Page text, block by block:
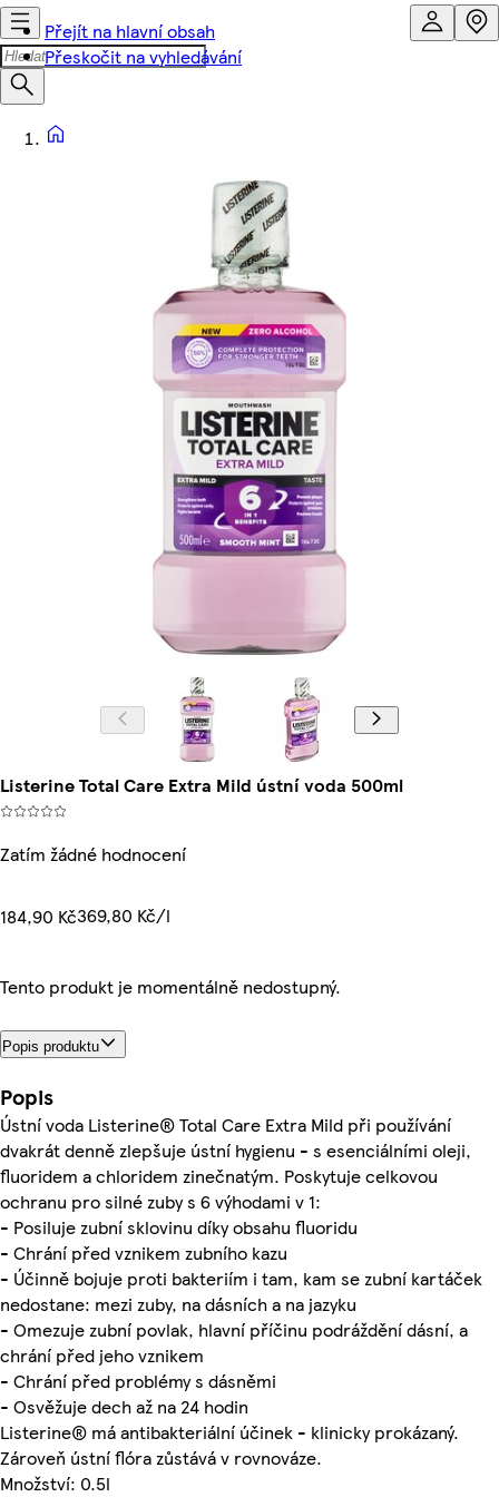
Přejít na hlavní obsah
Přeskočit na vyhledávání
Listerine Total Care Extra Mild ústní voda 500ml
Zatím žádné hodnocení
184,90 Kč369,80 Kč/l
Tento produkt je momentálně nedostupný.
Popis produktu
Popis
Ústní voda Listerine® Total Care Extra Mild při používání
dvakrát denně zlepšuje ústní hygienu - s esenciálními oleji,
fluoridem a chloridem zinečnatým. Poskytuje celkovou
ochranu pro silné zuby s 6 výhodami v 1:
- Posiluje zubní sklovinu díky obsahu fluoridu
- Chrání před vznikem zubního kazu
- Účinně bojuje proti bakteriím i tam, kam se zubní kartáček
nedostane: mezi zuby, na dásních a na jazyku
- Omezuje zubní povlak, hlavní příčinu podráždění dásní, a
chrání před jeho vznikem
- Chrání před problémy s dásněmi
- Osvěžuje dech až na 24 hodin
Listerine® má antibakteriální účinek - klinicky prokázaný.
Zároveň ústní flóra zůstává v rovnováze.
Množství: 0.5l